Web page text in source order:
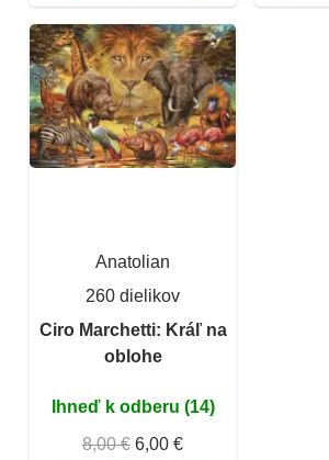
Anatolian
260 dielikov
Ciro Marchetti: Kráľ na
oblohe
Ihneď k odberu (14)
8,00 € 6,00 €